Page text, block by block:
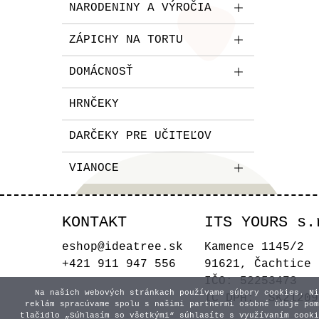
NARODENINY A VÝROČIA
ZÁPICHY NA TORTU
DOMÁCNOSŤ
HRNČEKY
DARČEKY PRE UČITEĽOV
VIANOCE
KONTAKT
eshop@ideatree.sk
+421 911 947 556
ITS YOURS
Kamence 1145/2
91621, Čachtice
IČO: 52253473
IČ DPH:
Na našich webových stránkach používame súbory
reklám spracúvame spolu s našimi partnermi osobné údaje
tlačidlo „Súhlasím so všetkými“ súhlasíte s využívaním